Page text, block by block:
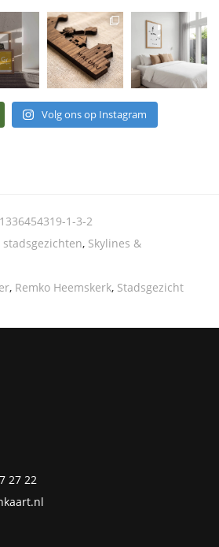
Volg ons op Instagram
1-3-2
, Skylines &
, Remko Heemskerk, Stadsgezicht
27 22